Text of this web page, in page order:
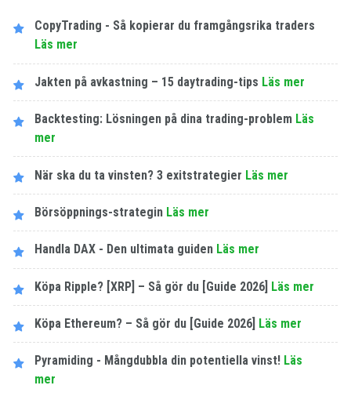
CopyTrading - Så kopierar du framgångsrika traders
Läs mer
Jakten på avkastning – 15 daytrading-tips Läs mer
Backtesting: Lösningen på dina trading-problem Läs
mer
När ska du ta vinsten? 3 exitstrategier Läs mer
Börsöppnings-strategin Läs mer
Handla DAX - Den ultimata guiden Läs mer
Köpa Ripple? [XRP] – Så gör du [Guide 2026] Läs mer
Köpa Ethereum? – Så gör du [Guide 2026] Läs mer
Pyramiding - Mångdubbla din potentiella vinst! Läs
mer